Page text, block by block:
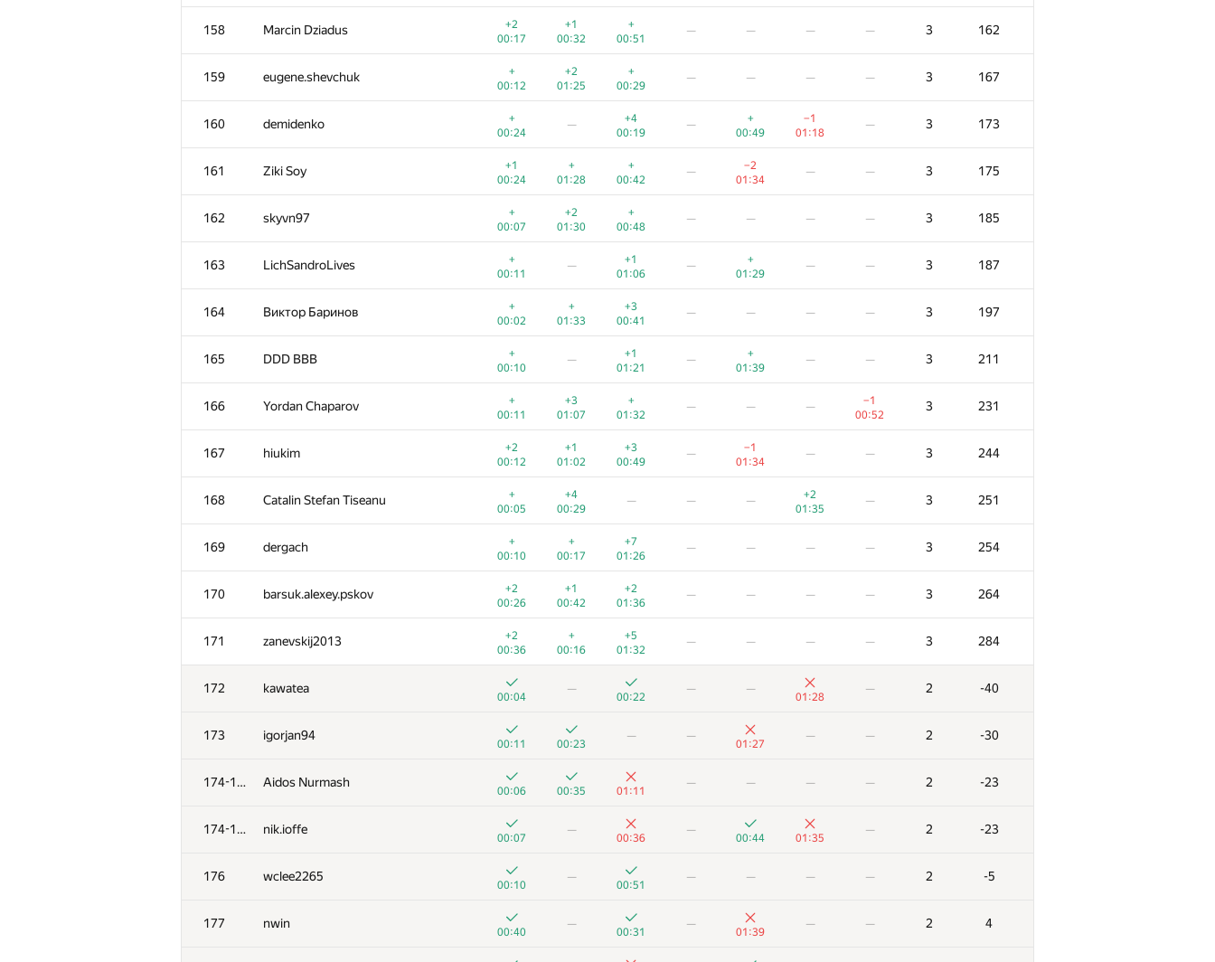
158 Marcin Dziadus
+2
00:17
+1
00:32
+
00:51
— — — — 3 162
159 eugene.shevchuk
+
00:12
+2
01:25
+
00:29
— — — — 3 167
160 demidenko
+
00:24
—
+4
00:19
—
+
00:49
−1
01:18
— 3 173
161 Ziki Soy
+1
00:24
+
01:28
+
00:42
—
−2
01:34
— — 3 175
162 skyvn97
+
00:07
+2
01:30
+
00:48
— — — — 3 185
163 LichSandroLives
+
00:11
—
+1
01:06
—
+
01:29
— — 3 187
164 Виктор Баринов
+
00:02
+
01:33
+3
00:41
— — — — 3 197
165 DDD BBB
+
00:10
—
+1
01:21
—
+
01:39
— — 3 211
166 Yordan Chaparov
+
00:11
+3
01:07
+
01:32
— — —
−1
00:52
3 231
167 hiukim
+2
00:12
+1
01:02
+3
00:49
—
−1
01:34
— — 3 244
168 Catalin Stefan Tiseanu
+
00:05
+4
00:29
— — —
+2
01:35
— 3 251
169 dergach
+
00:10
+
00:17
+7
01:26
— — — — 3 254
170 barsuk.alexey.pskov
+2
00:26
+1
00:42
+2
01:36
— — — — 3 264
171 zanevskij2013
+2
00:36
+
00:16
+5
01:32
— — — — 3 284
172 kawatea
00:04
—
00:22
— —
01:28
— 2 -40
173 igorjan94
00:11 00:23
— —
01:27
— — 2 -30
174-175 Aidos Nurmash
00:06 00:35 01:11
— — — — 2 -23
174-175 nik.ioffe
00:07
—
00:36
—
00:44 01:35
— 2 -23
176 wclee2265
00:10
—
00:51
— — — — 2 -5
177 nwin
00:40
—
00:31
—
01:39
— — 2 4